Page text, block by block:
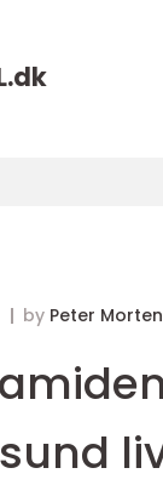
dk
by Peter